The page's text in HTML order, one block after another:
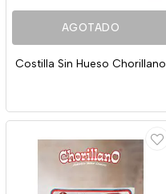
AGOTADO
Costilla Sin Hueso Chorillano